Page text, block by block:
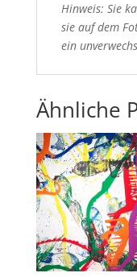
Hinweis: Sie
sie auf dem
ein
Ähnliche